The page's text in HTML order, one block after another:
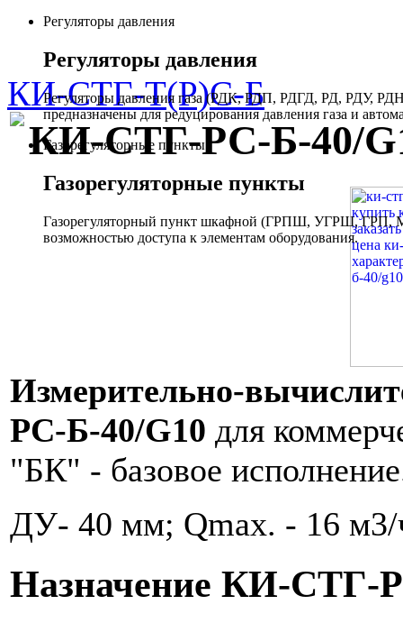
Регуляторы давления
Регуляторы давления
Регуляторы давления газа (РДК, РДП, РДГД, РД, РДУ,
предназначены для редуцирования давления газа и
Газорегуляторные пункты
Газорегуляторные пункты
Газорегуляторный пункт шкафной (ГРПШ, УГРШ, ГРП,
возможностью доступа к элементам оборудования.
КИ-СТГ-Т(Р)С-Б
КИ-СТГ-РС-Б-40/
Измерительно-
РС-Б-40/G10 для
"БК" - базовое
ДУ- 40 мм; Qmax. - 16 м3/
Назначение КИ-СТГ-